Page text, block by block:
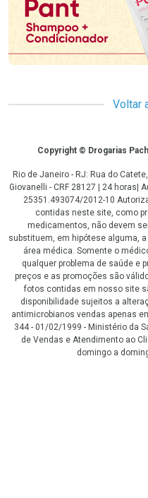
Voltar
CopyrightCopyright © Drogarias
Rio de Janeiro - RJ: Rua do
Giovanelli - CRF 28127 | 24 horas|
25351.493074/2012-10
contidas neste site, como
medicamentos, não devem
substituem, em hipótese alguma,
área médica. Somente o
qualquer problema de saúde e
preços e as promoções são
fotos contidas em nosso site
disponibilidade sujeitos a
antimicrobianos vendas apenas
344 - 01/02/1999 - Ministério da
de Vendas e Atendimento ao
domingo a